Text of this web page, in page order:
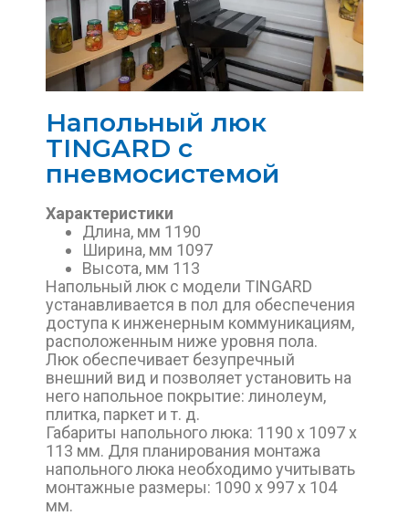
Напольный люк
TINGARD с
пневмосистемой
Характеристики
Длина, мм 1190
Ширина, мм 1097
Высота, мм 113
Напольный люк с модели TINGARD
устанавливается в пол для обеспечения
доступа к инженерным коммуникациям,
расположенным ниже уровня пола.
Люк обеспечивает безупречный
внешний вид и позволяет установить на
него напольное покрытие: линолеум,
плитка, паркет и т. д.
Габариты напольного люка: 1190 х 1097 х
113 мм. Для планирования монтажа
напольного люка необходимо учитывать
монтажные размеры: 1090 х 997 х 104
мм.